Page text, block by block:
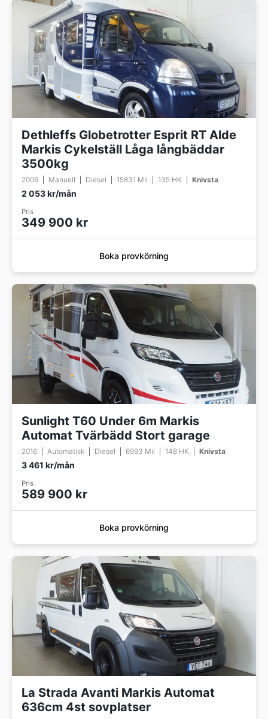
Dethleffs Globetrotter Esprit RT Alde
Markis Cykelställ Låga långbäddar
3500kg
2006 Manuell Diesel 15831 Mil 135 HK Knivsta
2 053 kr/mån
Pris
349 900 kr
Boka provkörning
Sunlight T60 Under 6m Markis
Automat Tvärbädd Stort garage
2016 Automatisk Diesel 6993 Mil 148 HK Knivsta
3 461 kr/mån
Pris
589 900 kr
Boka provkörning
La Strada Avanti Markis Automat
636cm 4st sovplatser